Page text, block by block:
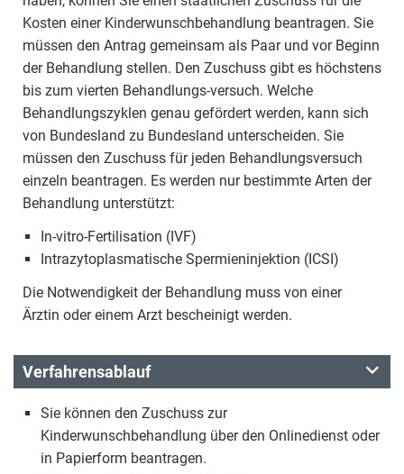
Kosten einer Kinderwunschbehandlung beantragen. Sie
müssen den Antrag gemeinsam als Paar und vor Beginn
der Behandlung stellen. Den Zuschuss gibt es höchstens
bis zum vierten Behandlungs-versuch. Welche
Behandlungszyklen genau gefördert werden, kann sich
von Bundesland zu Bundesland unterscheiden. Sie
müssen den Zuschuss für jeden Behandlungsversuch
einzeln beantragen. Es werden nur bestimmte Arten der
Behandlung unterstützt:
In-vitro-Fertilisation (IVF)
Intrazytoplasmatische Spermieninjektion (ICSI)
Die Notwendigkeit der Behandlung muss von einer
Ärztin oder einem Arzt bescheinigt werden.
Verfahrensablauf
Sie können den Zuschuss zur
Kinderwunschbehandlung über den Onlinedienst oder
in Papierform beantragen.